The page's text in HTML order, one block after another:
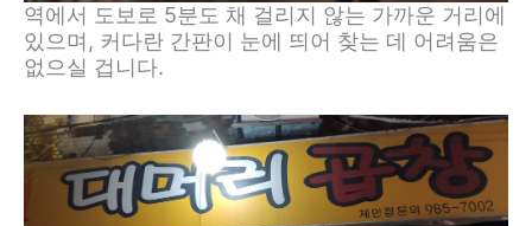
역에서 도보로 5분도 채 걸리지 않는 가까운 거리에
있으며, 커다란 간판이 눈에 띄어 찾는 데 어려움은
없으실 겁니다.